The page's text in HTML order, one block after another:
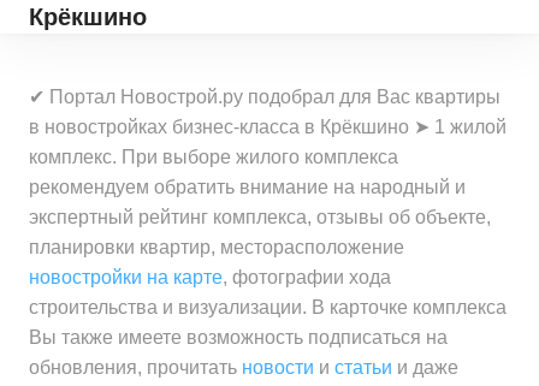
Крёкшино
✔ Портал Новострой.ру подобрал для Вас квартиры
в новостройках бизнес-класса в Крёкшино ➤ 1 жилой
комплекс. При выборе жилого комплекса
рекомендуем обратить внимание на народный и
экспертный рейтинг комплекса, отзывы об объекте,
планировки квартир, месторасположение
новостройки на карте, фотографии хода
строительства и визуализации. В карточке комплекса
Вы также имеете возможность подписаться на
обновления, прочитать новости и статьи и даже